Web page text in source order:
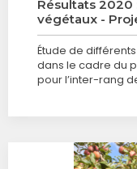
Résultats 2020
végétaux -
Étude de
dans le cadre du
pour l’inter-rang